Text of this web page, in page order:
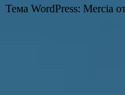
Тема WordPress: Mercia